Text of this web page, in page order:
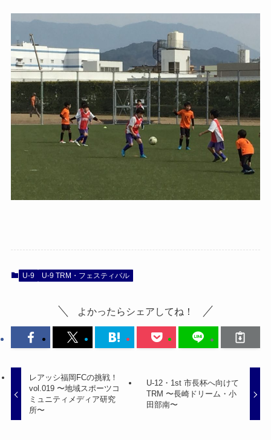
U-9 U-9 TRM・フェスティバル
よかったらシェアしてね！
レアッシ福岡FCの挑戦！
vol.019 〜地域スポーツコ
ミュニティメディア研究
所〜
U-12・1st 市長杯へ向けて
TRM 〜長崎ドリーム・小
田部南〜